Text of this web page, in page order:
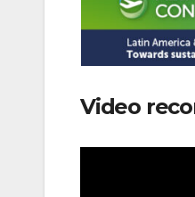
Video